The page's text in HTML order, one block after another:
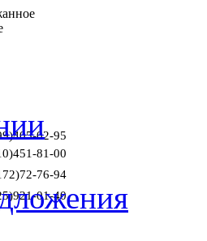
02-95
81-00
76-94
01-40